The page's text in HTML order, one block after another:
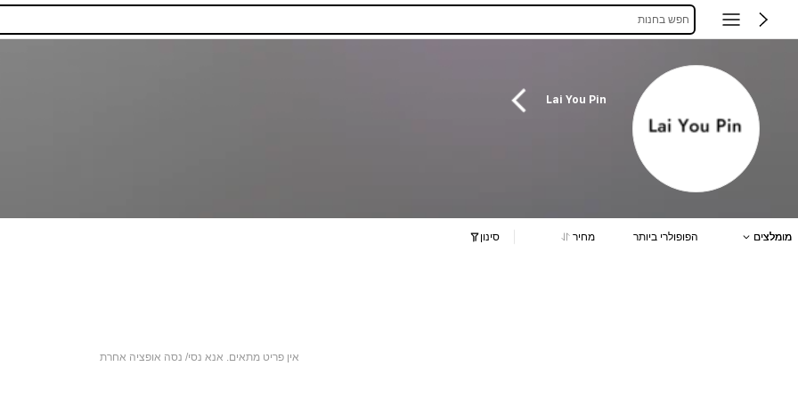
חפש בחנות
Lai You Pin
מומלצים הפופולרי ביותר מחיר סינון
אין פריט מתאים. אנא נסי/ נסה אופציה אחרת